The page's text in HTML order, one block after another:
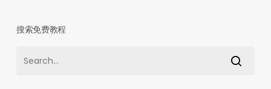
搜索免费教程